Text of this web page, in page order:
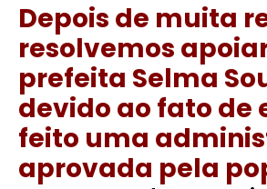
Depois de muita
resolvemos
prefeita Selma
devido ao fato de
feito uma
aprovada pela